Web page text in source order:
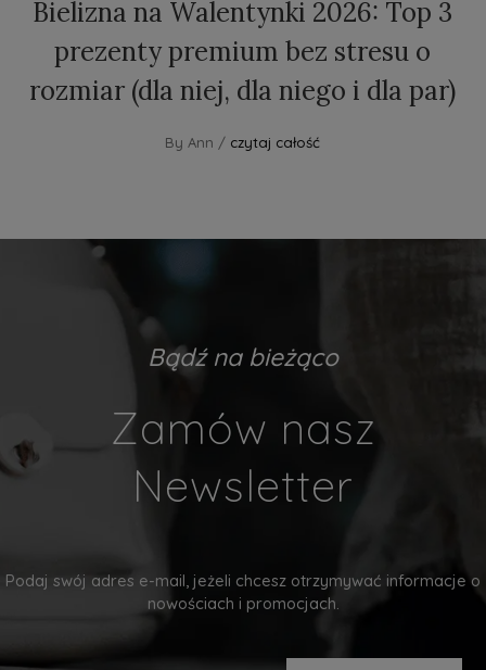
Bielizna na Walentynki 2026: Top 3
prezenty premium bez stresu o
rozmiar (dla niej, dla niego i dla par)
By Ann / czytaj całość
Bądź na bieżąco
Zamów nasz
Newsletter
Podaj swój adres e-mail, jeżeli chcesz otrzymywać informacje o
nowościach i promocjach.